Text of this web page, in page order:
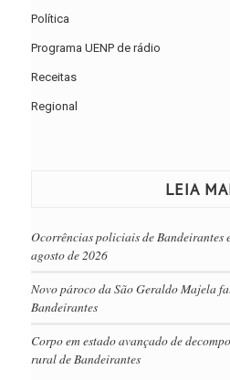
Política
Programa UENP de rádio
Receitas
Regional
LEIA
Ocorrências policiais de Bandeirantes
agosto de 2026
Novo pároco da São Geraldo Majela
Bandeirantes
Corpo em estado avançado de
rural de Bandeirantes